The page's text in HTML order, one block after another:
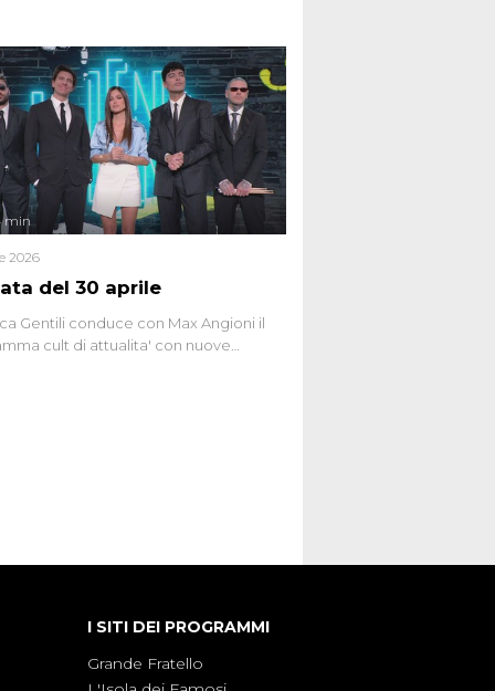
dei sospetti globali e del
che negli ultimi anni hanno
network, talk show, piazze digitali
collettivo.
del 30 aprile
min
2026
Gentili conduce con Max Angioni il
cult di attualita' con nuove
I SITI DEI PROGRAMMI
Grande Fratello